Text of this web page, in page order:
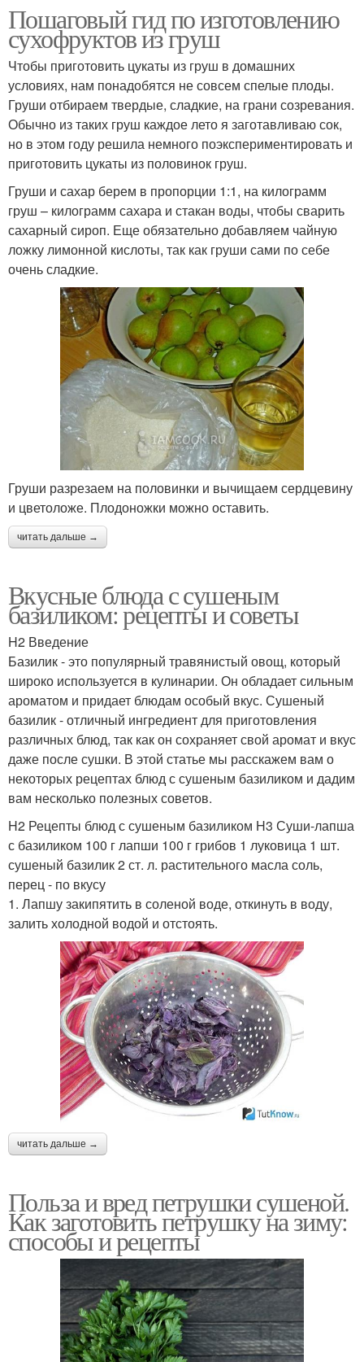
Пошаговый гид по изготовлению
сухофруктов из груш
Чтобы приготовить цукаты из груш в домашних
условиях, нам понадобятся не совсем спелые плоды.
Груши отбираем твердые, сладкие, на грани созревания.
Обычно из таких груш каждое лето я заготавливаю сок,
но в этом году решила немного поэкспериментировать и
приготовить цукаты из половинок груш.
Груши и сахар берем в пропорции 1:1, на килограмм
груш – килограмм сахара и стакан воды, чтобы сварить
сахарный сироп. Еще обязательно добавляем чайную
ложку лимонной кислоты, так как груши сами по себе
очень сладкие.
Груши разрезаем на половинки и вычищаем сердцевину
и цветоложе. Плодоножки можно оставить.
читать дальше →
Вкусные блюда с сушеным
базиликом: рецепты и советы
H2 Введение
Базилик - это популярный травянистый овощ, который
широко используется в кулинарии. Он обладает сильным
ароматом и придает блюдам особый вкус. Сушеный
базилик - отличный ингредиент для приготовления
различных блюд, так как он сохраняет свой аромат и вкус
даже после сушки. В этой статье мы расскажем вам о
некоторых рецептах блюд с сушеным базиликом и дадим
вам несколько полезных советов.
H2 Рецепты блюд с сушеным базиликом H3 Суши-лапша
с базиликом 100 г лапши 100 г грибов 1 луковица 1 шт.
сушеный базилик 2 ст. л. растительного масла соль,
перец - по вкусу
1. Лапшу закипятить в соленой воде, откинуть в воду,
залить холодной водой и отстоять.
читать дальше →
Польза и вред петрушки сушеной.
Как заготовить петрушку на зиму:
способы и рецепты